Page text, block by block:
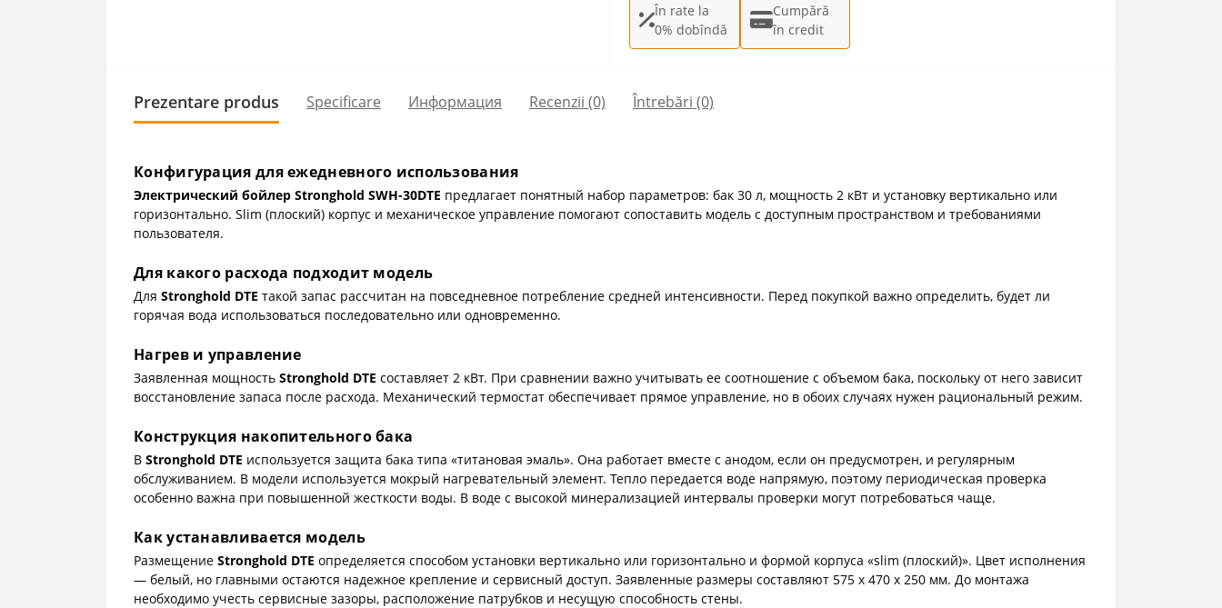
În rate la
0% dobîndă
Cumpără
în credit
Prezentare produs Specificare Информация Recenzii (0) Întrebări (0)
Конфигурация для ежедневного использования
Электрический бойлер Stronghold SWH-30DTE предлагает понятный набор параметров: бак 30 л, мощность 2 кВт и установку вертикально или
горизонтально. Slim (плоский) корпус и механическое управление помогают сопоставить модель с доступным пространством и требованиями
пользователя.
Для какого расхода подходит модель
Для Stronghold DTE такой запас рассчитан на повседневное потребление средней интенсивности. Перед покупкой важно определить, будет ли
горячая вода использоваться последовательно или одновременно.
Нагрев и управление
Заявленная мощность Stronghold DTE составляет 2 кВт. При сравнении важно учитывать ее соотношение с объемом бака, поскольку от него зависит
восстановление запаса после расхода. Механический термостат обеспечивает прямое управление, но в обоих случаях нужен рациональный режим.
Конструкция накопительного бака
В Stronghold DTE используется защита бака типа «титановая эмаль». Она работает вместе с анодом, если он предусмотрен, и регулярным
обслуживанием. В модели используется мокрый нагревательный элемент. Тепло передается воде напрямую, поэтому периодическая проверка
особенно важна при повышенной жесткости воды. В воде с высокой минерализацией интервалы проверки могут потребоваться чаще.
Как устанавливается модель
Размещение Stronghold DTE определяется способом установки вертикально или горизонтально и формой корпуса «slim (плоский)». Цвет исполнения
— белый, но главными остаются надежное крепление и сервисный доступ. Заявленные размеры составляют 575 x 470 x 250 мм. До монтажа
необходимо учесть сервисные зазоры, расположение патрубков и несущую способность стены.